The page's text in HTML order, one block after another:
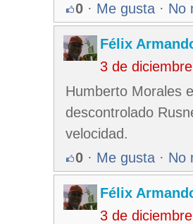
0 · Me gusta · No
Félix
3 de
Humberto Morales
descontrolado
velocidad.
0 · Me gusta · No
Félix
3 de